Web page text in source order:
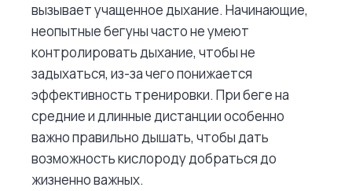
вызывает учащенное дыхание. Начинающие,
неопытные бегуны часто не умеют
контролировать дыхание, чтобы не
задыхаться, из-за чего понижается
эффективность тренировки. При беге на
средние и длинные дистанции особенно
важно правильно дышать, чтобы дать
возможность кислороду добраться до
жизненно важных.